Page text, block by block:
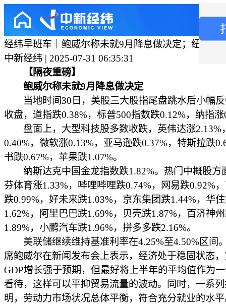
经纬早班车｜鲍威尔称未就9月降息做决定；纽约铜
中新经纬 | 2025-07-31 06:35:31
【隔夜重磅】
鲍威尔称未就9月降息做决定
当地时间30日，美股三大股指尾盘跳水后小幅反
收盘，道指跌0.38%，标普500指数跌0.12%，纳指涨
盘面上，大型科技股多数收跌，英伟达涨2.13%
0.40%，微软涨0.13%，亚马逊跌0.37%，特斯拉跌
书跌0.67%，苹果跌1.07%。
纳斯达克中国金龙指数跌1.82%。热门中概股方
芬体育涨1.33%，哔哩哔哩跌0.74%，网易跌0.92%
跌0.99%，好未来跌1.03%，京东集团跌1.44%，华
1.62%，阿里巴巴跌1.69%，贝壳跌1.87%，百济神
1.89%，小鹏汽车跌1.96%，拼多多跌2.16%。
美联储继续维持基准利率在4.25%至4.50%区间
席鲍威尔在新闻发布会上表示，经济处于稳固状态
GDP增长强于预期，但最好将上半年的平均值作为
看待，这样可以平抑贸易流量的波动。同时，一系
明，劳动力市场状况总体平衡，符合充分就业的水